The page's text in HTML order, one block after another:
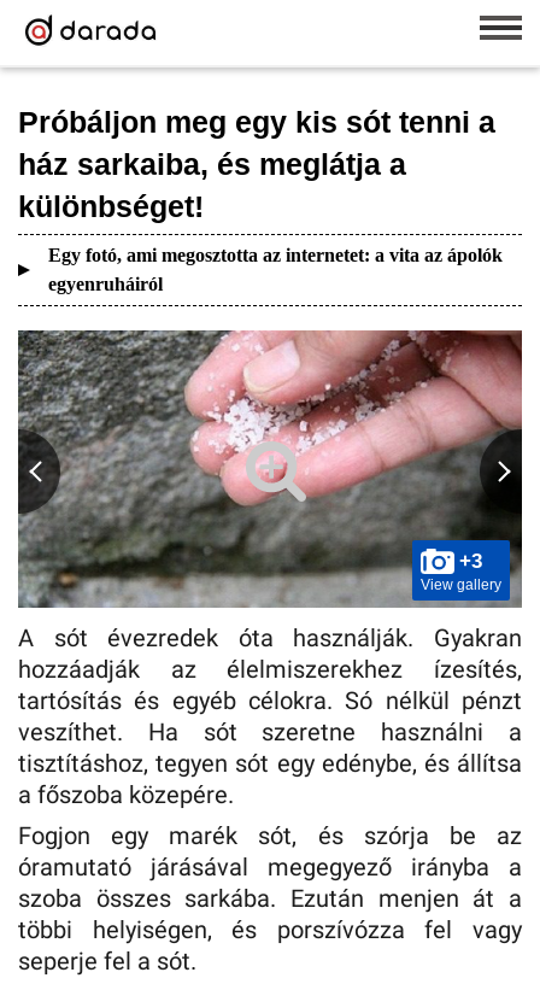
Próbáljon meg egy kis sót tenni a
ház sarkaiba, és meglátja a
különbséget!
Egy fotó, ami megosztotta az internetet: a vita az ápolók
egyenruháiról
+3
View gallery
A sót évezredek óta használják. Gyakran
hozzáadják az élelmiszerekhez ízesítés,
tartósítás és egyéb célokra. Só nélkül pénzt
veszíthet. Ha sót szeretne használni a
tisztításhoz, tegyen sót egy edénybe, és állítsa
a főszoba közepére.
Fogjon egy marék sót, és szórja be az
óramutató járásával megegyező irányba a
szoba összes sarkába. Ezután menjen át a
többi helyiségen, és porszívózza fel vagy
seperje fel a sót.